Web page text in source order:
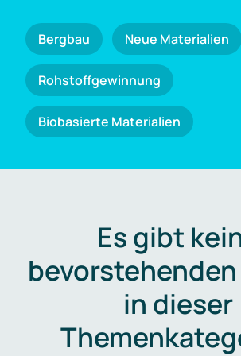
Bergbau Neue Materialien
Rohstoffgewinnung
Biobasierte Materialien
Es gibt
in dieser